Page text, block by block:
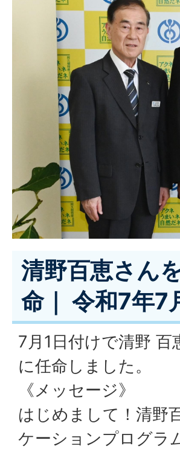
清野百恵さん
命｜ 令和7年7
7月1日付けで清野
に任命しました。
《メッセージ》
はじめまして！清野
ケーションプログラ